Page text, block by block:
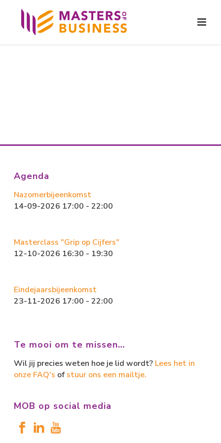
Agenda
Nazomerbijeenkomst
14-09-2026 17:00 - 22:00
Masterclass "Grip op Cijfers"
12-10-2026 16:30 - 19:30
Eindejaarsbijeenkomst
23-11-2026 17:00 - 22:00
Te mooi om te missen…
Wil jij precies weten hoe je lid wordt? Lees het in
onze FAQ's of stuur ons een mailtje.
MOB op social media